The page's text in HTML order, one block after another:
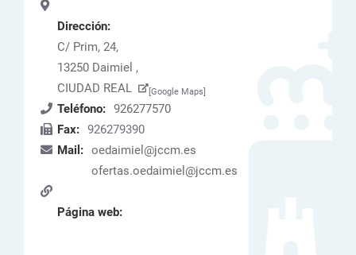
Dirección:
C/ Prim, 24,
13250 Daimiel ,
CIUDAD REAL
[Google Maps]
Teléfono: 926277570
Fax: 926279390
Mail: oedaimiel@jccm.es
ofertas.oedaimiel@jccm.es
Página web: